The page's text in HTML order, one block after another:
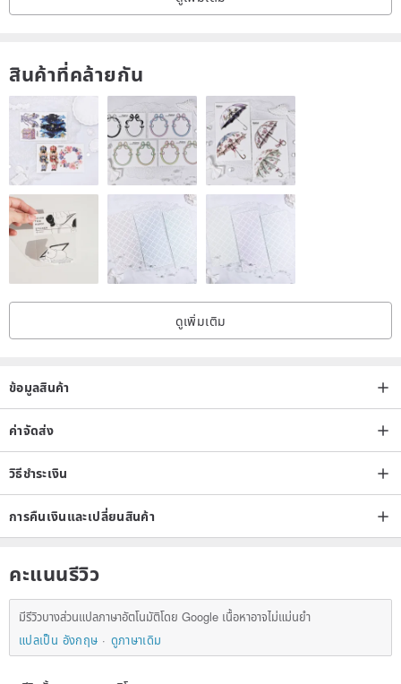
สินค้าที่คล้ายกัน
ดูเพิ่มเติม
ข้อมูลสินค้า
ค่าจัดส่ง
วิธีชำระเงิน
การคืนเงินและเปลี่ยนสินค้า
คะแนนรีวิว
มีรีวิวบางส่วนแปลภาษาอัตโนมัติโดย Google เนื้อหาอาจไม่แม่นยำ
แปลเป็น อังกฤษ
ดูภาษาเดิม